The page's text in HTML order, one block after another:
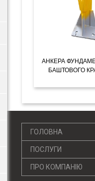
АНКЕРА
БАШТОВОГО
ГОЛОВНА
ПОСЛУГИ
ПРО КОМПАНІЮ